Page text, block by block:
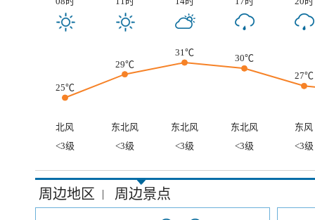
25℃
29℃
31℃
30℃
27℃
北风 东北风 东北风 东北风
东风
<3级
<3级 <3级 <3级 <3级
周边地区 | 周边景点